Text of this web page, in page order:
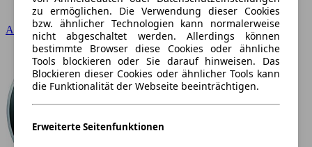
Audi
zu ermöglichen. Die Verwendung dieser Cookies
bzw. ähnlicher Technologien kann normalerweise
nicht abgeschaltet werden. Allerdings können
bestimmte Browser diese Cookies oder ähnliche
Tools blockieren oder Sie darauf hinweisen. Das
Blockieren dieser Cookies oder ähnlicher Tools kann
die Funktionalität der Webseite beeinträchtigen.
Erweiterte Seitenfunktionen